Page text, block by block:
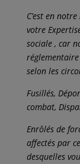
C’est en
votre
sociale , car
selon les
Fusillés,
combat,
Enrôlés de
affectés par
desquelles